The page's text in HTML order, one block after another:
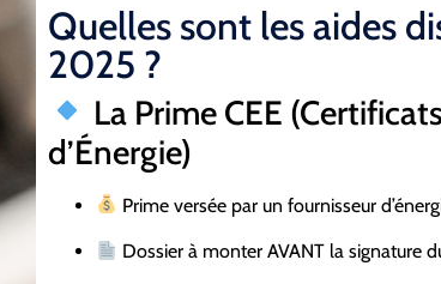
Quelles sont les aides
2025 ?
La Prime CEE
d’Énergie)
Prime versée par un fournisseur
Dossier à monter AVANT la signature